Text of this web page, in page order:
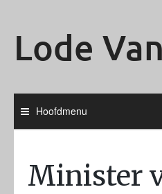
Lode
Hoofdmenu
Minister